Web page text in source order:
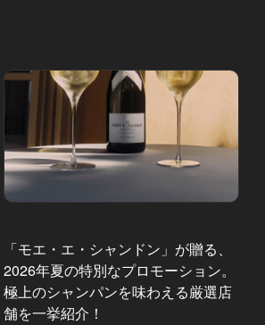
「モエ・エ・シャンドン」が贈る、
2026年夏の特別なプロモーション。
極上のシャンパンを味わえる厳選店
舗を一挙紹介！